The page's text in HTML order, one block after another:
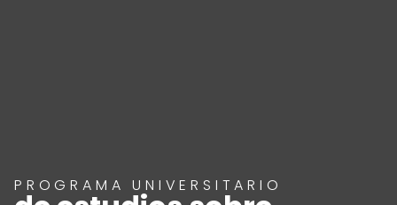
PROGRAMA UNIVERSITARIO